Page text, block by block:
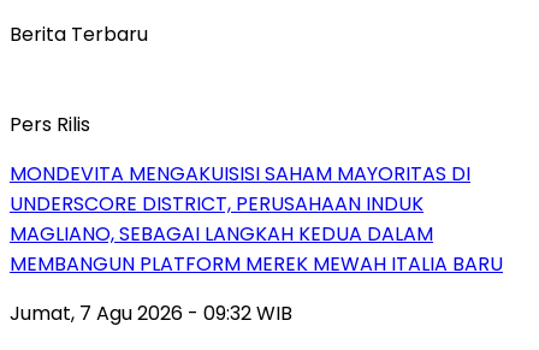
Berita Terbaru
Pers Rilis
MONDEVITA MENGAKUISISI SAHAM MAYORITAS DI
UNDERSCORE DISTRICT, PERUSAHAAN INDUK
MAGLIANO, SEBAGAI LANGKAH KEDUA DALAM
MEMBANGUN PLATFORM MEREK MEWAH ITALIA BARU
Jumat, 7 Agu 2026 - 09:32 WIB